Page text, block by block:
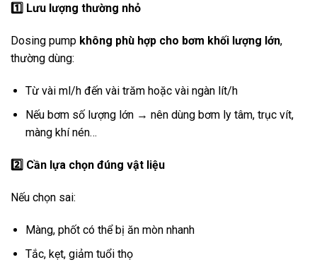
1️ Lưu lượng thường nhỏ
Dosing pump không phù hợp cho bơm khối lượng lớn,
thường dùng:
Từ vài ml/h đến vài trăm hoặc vài ngàn lít/h
Nếu bơm số lượng lớn → nên dùng bơm ly tâm, trục vít,
màng khí nén…
2️ Cần lựa chọn đúng vật liệu
Nếu chọn sai:
Màng, phốt có thể bị ăn mòn nhanh
Tắc, kẹt, giảm tuổi thọ